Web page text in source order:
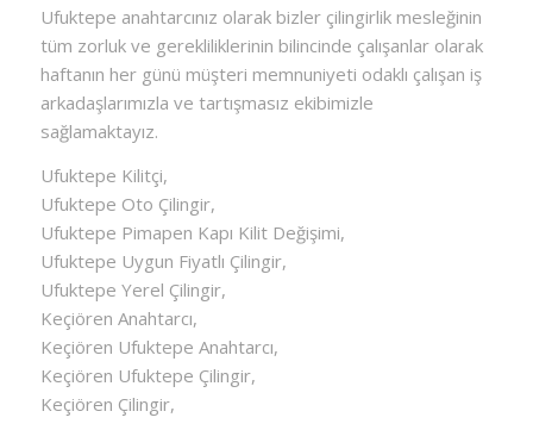
Ufuktepe anahtarcınız olarak bizler çilingirlik mesleğinin
tüm zorluk ve gerekliliklerinin bilincinde çalışanlar olarak
haftanın her günü müşteri memnuniyeti odaklı çalışan iş
arkadaşlarımızla ve tartışmasız ekibimizle
sağlamaktayız.
Ufuktepe Kilitçi,
Ufuktepe Oto Çilingir,
Ufuktepe Pimapen Kapı Kilit Değişimi,
Ufuktepe Uygun Fiyatlı Çilingir,
Ufuktepe Yerel Çilingir,
Keçiören Anahtarcı,
Keçiören Ufuktepe Anahtarcı,
Keçiören Ufuktepe Çilingir,
Keçiören Çilingir,